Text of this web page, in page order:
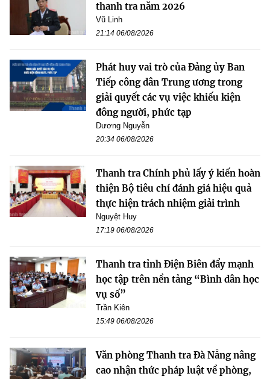
thanh tra năm 2026
Vũ Linh
21:14 06/08/2026
Phát huy vai trò của Đảng ủy Ban
Tiếp công dân Trung ương trong
giải quyết các vụ việc khiếu kiện
đông người, phức tạp
Dương Nguyễn
20:34 06/08/2026
Thanh tra Chính phủ lấy ý kiến hoàn
thiện Bộ tiêu chí đánh giá hiệu quả
thực hiện trách nhiệm giải trình
Nguyệt Huy
17:19 06/08/2026
Thanh tra tỉnh Điện Biên đẩy mạnh
học tập trên nền tảng “Bình dân học
vụ số”
Trần Kiên
15:49 06/08/2026
Văn phòng Thanh tra Đà Nẵng nâng
cao nhận thức pháp luật về phòng,